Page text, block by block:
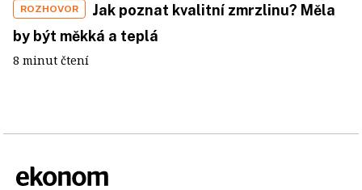
ROZHOVOR
Jak poznat kvalitní zmrzlinu? Měla
by být měkká a teplá
8 minut čtení